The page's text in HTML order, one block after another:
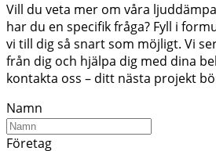
Vill du veta mer om våra
har du en specifik fråga? Fyll i
vi till dig så snart som möjligt. Vi
från dig och hjälpa dig med dina
kontakta oss – ditt nästa projekt
Namn
Företag